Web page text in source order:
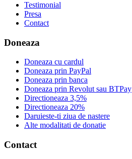
Testimonial
Presa
Contact
Doneaza
Doneaza cu cardul
Doneaza prin PayPal
Doneaza prin banca
Doneaza prin Revolut sau BTPay
Directioneaza 3,5%
Directioneaza 20%
Daruieste-ti ziua de nastere
Alte modalitati de donatie
Contact